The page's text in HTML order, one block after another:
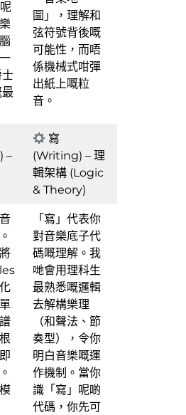
圖」，理解和
弦符號背後嘅
可能性，而唔
係機械式咁彈
出紙上嘅粒
音。
–
寫
(Writing) – 理
輯架構 (Logic
& Theory)
「寫」代表你
對音樂底子代
碼嘅理解。我
哋會用理科生
最熟悉嘅邏輯
去解構樂理
（和聲法、節
奏型），令你
明白音樂嘅運
作機制。當你
識「寫」呢啲
代碼，你先可